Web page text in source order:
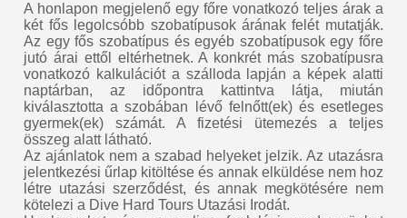
A honlapon megjelenő egy főre vonatkozó teljes árak a
két fős legolcsóbb szobatípusok árának felét mutatják.
Az egy fős szobatípus és egyéb szobatípusok egy főre
jutó árai ettől eltérhetnek. A konkrét más szobatípusra
vonatkozó kalkulációt a szálloda lapján a képek alatti
naptárban, az időpontra kattintva látja, miután
kiválasztotta a szobában lévő felnőtt(ek) és esetleges
gyermek(ek) számát. A fizetési ütemezés a teljes
összeg alatt látható.
Az ajánlatok nem a szabad helyeket jelzik. Az utazásra
jelentkezési űrlap kitöltése és annak elküldése nem hoz
létre utazási szerződést, és annak megkötésére nem
kötelezi a Dive Hard Tours Utazási Irodát.